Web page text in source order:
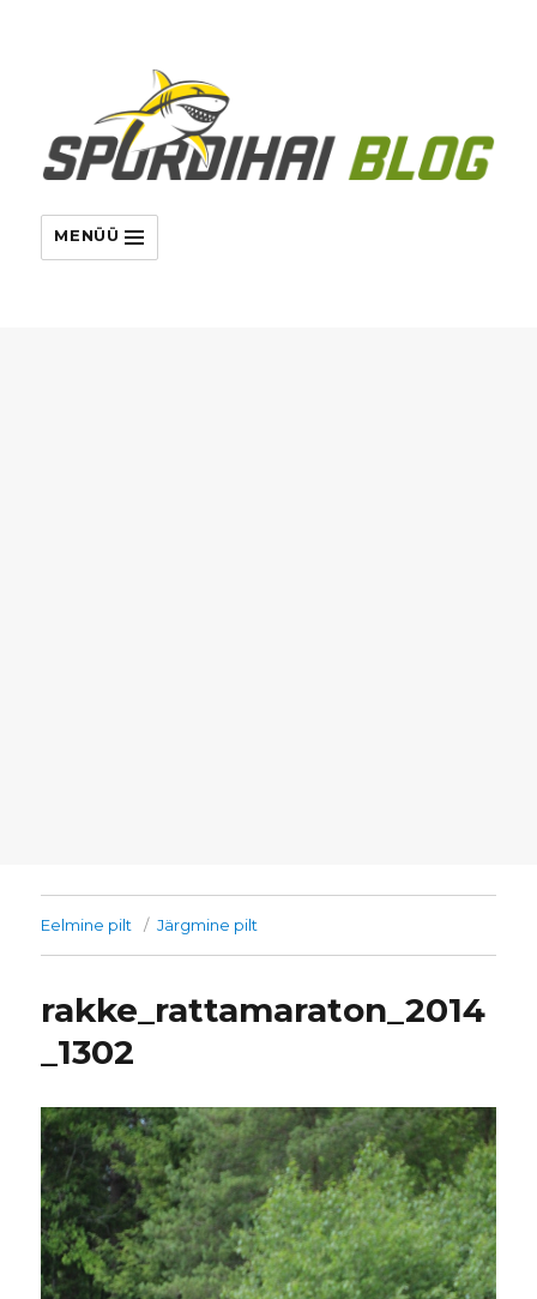
MENÜÜ
Eelmine pilt Järgmine pilt
rakke_rattamaraton_2014
_1302